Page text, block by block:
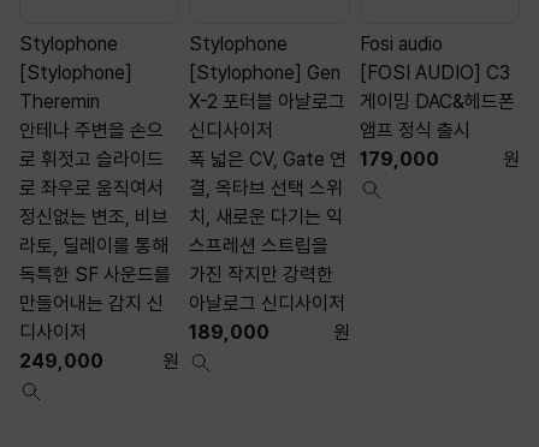
Stylophone
[Stylophone]
Theremin
안테나 주변을 손으
로 휘젓고 슬라이드
로 좌우로 움직여서
정신없는 변조, 비브
라토, 딜레이를 통해
독특한 SF 사운드를
만들어내는 감지 신
디사이저
249,000
원
Stylophone
[Stylophone] Gen
X-2 포터블 아날로그
신디사이저
폭 넓은 CV, Gate 연
결, 옥타브 선택 스위
치, 새로운 다기는 익
스프레션 스트립을
가진 작지만 강력한
아날로그 신디사이저
189,000
원
Fosi audio
[FOSI AUDIO] C3
게이밍 DAC&헤드폰
앰프 정식 출시
179,000
원